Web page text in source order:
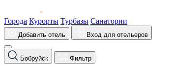
Города Курорты Турбазы Санатории
Добавить отель Вход для отельеров
Бобруйск Фильтр